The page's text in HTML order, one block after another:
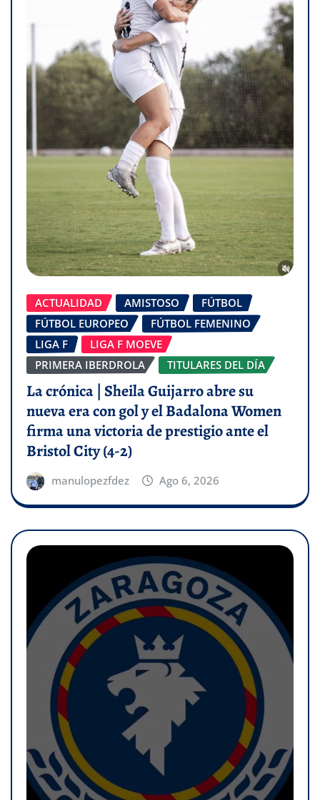
ACTUALIDAD AMISTOSO
FÚTBOL
FÚTBOL EUROPEO
FÚTBOL FEMENINO
LIGA F
LIGA F MOEVE
PRIMERA IBERDROLA
TITULARES DEL DÍA
La crónica | Sheila Guijarro abre su
nueva era con gol y el Badalona Women
firma una victoria de prestigio ante el
Bristol City (4-2)
manulopezfdez Ago 6, 2026